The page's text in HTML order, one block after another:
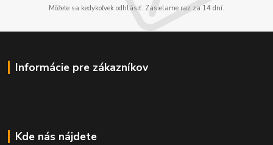
Môžete sa kedykoľvek odhlásiť. Zasielame raz za 14 dní.
Informácie pre zákazníkov
Kde nás nájdete